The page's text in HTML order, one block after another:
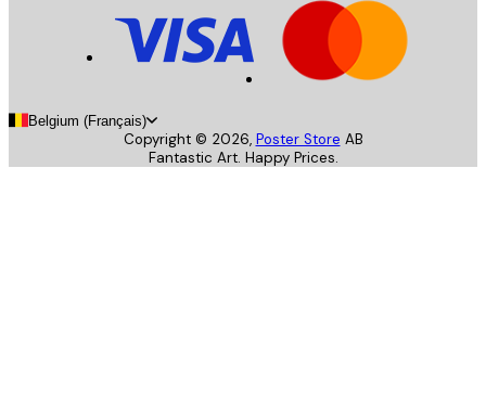
Belgium (Français)
Copyright © 2026, Poster Store AB
Fantastic Art. Happy Prices.